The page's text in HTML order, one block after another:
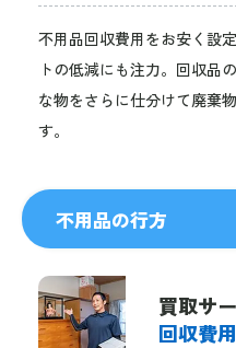
不用品回収費用をお安く設
トの低減にも注力。回収品
な物をさらに仕分けて廃棄
す。
不用品の行方
買取サ
回収費